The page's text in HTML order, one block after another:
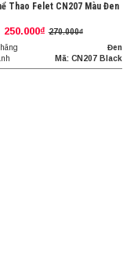
Thao Felet CN207 Màu Đen
250.000₫ 270.000₫
Đen
Mã: CN207 Black